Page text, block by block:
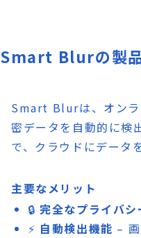
Smart Blurの製
Smart Blurは、オンラ
密データを自動的に検
で、クラウドにデータ
主要なメリット
🔒完全なプライバシ
⚡ 自動検出機能 –